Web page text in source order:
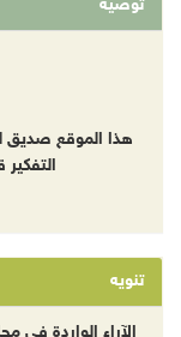
توصية
هذا الموقع صديق
تنويه